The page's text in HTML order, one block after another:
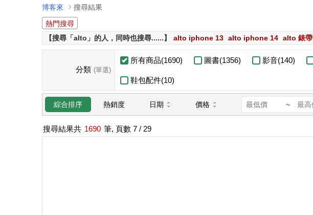
博客來
搜尋結果
熱門搜尋
【搜尋「alto」的人，同時也搜尋......】
alto iphone 13 alto iphone 14 alto 錶帶
分類 (單選)
所有商品(1690) 圖書(1356) 影音(140)
鞋包配件(10)
綜合排序 熱銷度 日期 價格 ~
搜尋結果共 1690 筆, 頁數 7 / 29